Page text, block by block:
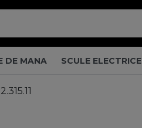
DE MANA SCULE ELECTRICE